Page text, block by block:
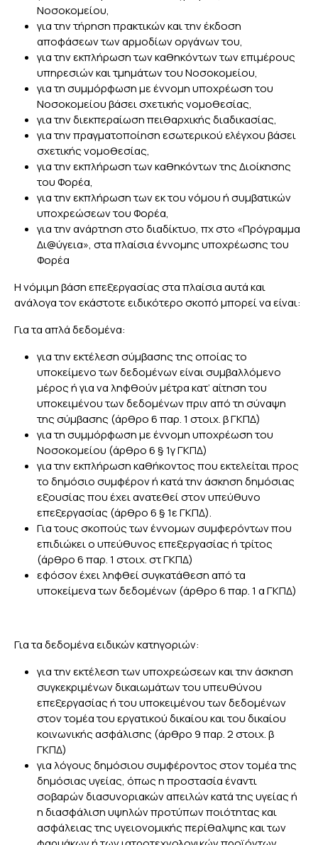
Νοσοκομείου,
για την τήρηση πρακτικών και την έκδοση
αποφάσεων των αρμοδίων οργάνων του,
για την εκπλήρωση των καθηκόντων των επιμέρους
υπηρεσιών και τμημάτων του Νοσοκομείου,
για τη συμμόρφωση με έννομη υποχρέωση του
Νοσοκομείου βάσει σχετικής νομοθεσίας,
για την διεκπεραίωση πειθαρχικής διαδικασίας,
για την πραγματοποίηση εσωτερικού ελέγχου βάσει
σχετικής νομοθεσίας,
για την εκπλήρωση των καθηκόντων της Διοίκησης
του Φορέα,
για την εκπλήρωση των εκ του νόμου ή συμβατικών
υποχρεώσεων του Φορέα,
για την ανάρτηση στο διαδίκτυο, πχ στο «Πρόγραμμα
Δι@ύγεια», στα πλαίσια έννομης υποχρέωσης του
Φορέα
Η νόμιμη βάση επεξεργασίας στα πλαίσια αυτά και
ανάλογα τον εκάστοτε ειδικότερο σκοπό μπορεί να είναι:
Για τα απλά δεδομένα:
για την εκτέλεση σύμβασης της οποίας το
υποκείμενο των δεδομένων είναι συμβαλλόμενο
μέρος ή για να ληφθούν μέτρα κατ’ αίτηση του
υποκειμένου των δεδομένων πριν από τη σύναψη
της σύμβασης (άρθρο 6 παρ. 1 στοιχ. β ΓΚΠΔ)
για τη συμμόρφωση με έννομη υποχρέωση του
Νοσοκομείου (άρθρο 6 § 1γ ΓΚΠΔ)
για την εκπλήρωση καθήκοντος που εκτελείται προς
το δημόσιο συμφέρον ή κατά την άσκηση δημόσιας
εξουσίας που έχει ανατεθεί στον υπεύθυνο
επεξεργασίας (άρθρο 6 § 1ε ΓΚΠΔ).
Για τους σκοπούς των έννομων συμφερόντων που
επιδιώκει ο υπεύθυνος επεξεργασίας ή τρίτος
(άρθρο 6 παρ. 1 στοιχ. στ ΓΚΠΔ)
εφόσον έχει ληφθεί συγκατάθεση από τα
υποκείμενα των δεδομένων (άρθρο 6 παρ. 1 α ΓΚΠΔ)
Για τα δεδομένα ειδικών κατηγοριών:
για την εκτέλεση των υποχρεώσεων και την άσκηση
συγκεκριμένων δικαιωμάτων του υπευθύνου
επεξεργασίας ή του υποκειμένου των δεδομένων
στον τομέα του εργατικού δικαίου και του δικαίου
κοινωνικής ασφάλισης (άρθρο 9 παρ. 2 στοιχ. β
ΓΚΠΔ)
για λόγους δημόσιου συμφέροντος στον τομέα της
δημόσιας υγείας, όπως η προστασία έναντι
σοβαρών διασυνοριακών απειλών κατά της υγείας ή
η διασφάλιση υψηλών προτύπων ποιότητας και
ασφάλειας της υγειονομικής περίθαλψης και των